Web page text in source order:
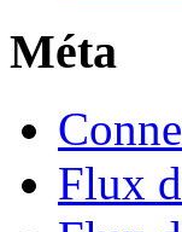
Méta
Flux